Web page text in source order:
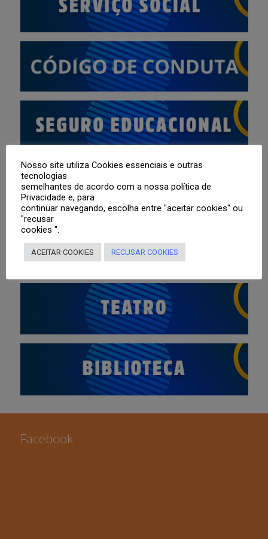
Facebook
Nosso site utiliza Cookies essenciais e outras
tecnologias
semelhantes de acordo com a nossa política de
Privacidade e, para
continuar navegando, escolha entre "aceitar cookies" ou
"recusar
cookies ".
ACEITAR COOKIES RECUSAR COOKIES